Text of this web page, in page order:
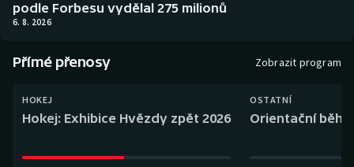
Boby a skeleton
Box
Dostihy
AZ kvíz
podle Forbesu vydělal 275 milionů
6. 8. 2026
Přímé přenosy Zobrazit program
HOKEJ
Hokej: Exhibice Hvězdy zpět 2026
OSTATNÍ
Orientační běh: